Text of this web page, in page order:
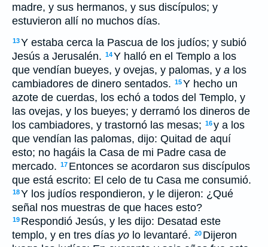
madre, y sus hermanos, y sus discípulos; y
estuvieron allí no muchos días.
13Y estaba cerca la Pascua de los judíos; y subió
Jesús a Jerusalén. 14Y halló en el Templo a los
que vendían bueyes, y ovejas, y palomas, y a los
cambiadores de dinero sentados. 15Y hecho un
azote de cuerdas, los echó a todos del Templo, y
las ovejas, y los bueyes; y derramó los dineros de
los cambiadores, y trastornó las mesas; 16y a los
que vendían las palomas, dijo: Quitad de aquí
esto; no hagáis la Casa de mi Padre casa de
mercado. 17 Entonces se acordaron sus discípulos
que está escrito: El celo de tu Casa me consumió.
18Y los judíos respondieron, y le dijeron: ¿Qué
señal nos muestras de que haces esto?
19 Respondió Jesús, y les dijo: Desatad este
templo, y en tres días yo lo levantaré. 20 Dijeron